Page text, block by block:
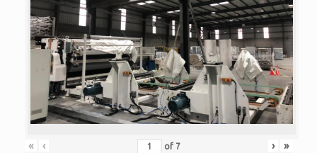
« ‹ of 7 › »